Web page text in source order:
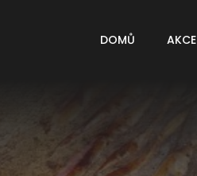
DOMŮ AKCE